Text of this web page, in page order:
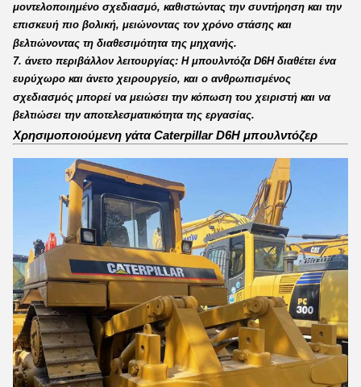
μοντελοποιημένο σχεδιασμό, καθιστώντας την συντήρηση και την
επισκευή πιο βολική, μειώνοντας τον χρόνο στάσης και
βελτιώνοντας τη διαθεσιμότητα της μηχανής.
7. άνετο περιβάλλον λειτουργίας: Η μπουλντόζα D6H διαθέτει ένα
ευρύχωρο και άνετο χειρουργείο, και ο ανθρωπισμένος
σχεδιασμός μπορεί να μειώσει την κόπωση του χειριστή και να
βελτιώσει την αποτελεσματικότητα της εργασίας.
Χρησιμοποιούμενη γάτα Caterpillar D6H μπουλντόζερ